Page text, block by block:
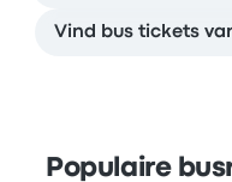
Vind bus tickets
Populaire